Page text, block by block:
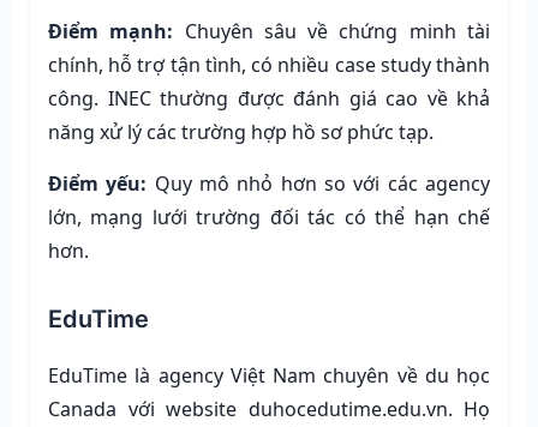
Điểm mạnh: Chuyên sâu về chứng minh tài
chính, hỗ trợ tận tình, có nhiều case study thành
công. INEC thường được đánh giá cao về khả
năng xử lý các trường hợp hồ sơ phức tạp.
Điểm yếu: Quy mô nhỏ hơn so với các agency
lớn, mạng lưới trường đối tác có thể hạn chế
hơn.
EduTime
EduTime là agency Việt Nam chuyên về du học
Canada với website duhocedutime.edu.vn. Họ